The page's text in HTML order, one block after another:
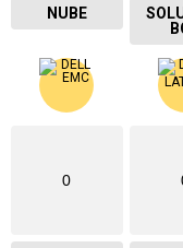
NUBE
0